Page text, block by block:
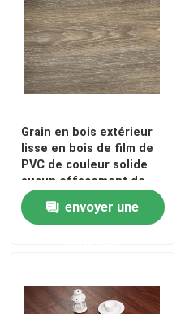
Grain en bois extérieur
lisse en bois de film de
PVC de couleur solide
aucun effacement de
couleur
envoyer une